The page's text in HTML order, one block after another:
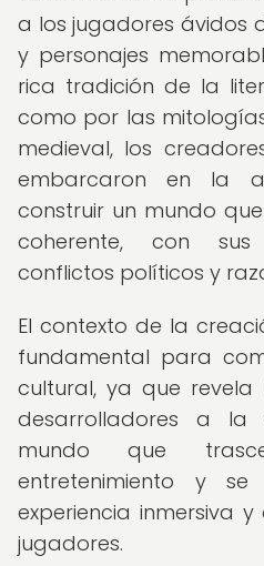
a los jugadores ávidos
y personajes
rica tradición de la
como por las
medieval, los
embarcaron en la
construir un mundo
coherente, con sus
conflictos políticos y
El contexto de la
fundamental para
cultural, ya que
desarrolladores a la
mundo que
entretenimiento y
experiencia inmersiva
jugadores.